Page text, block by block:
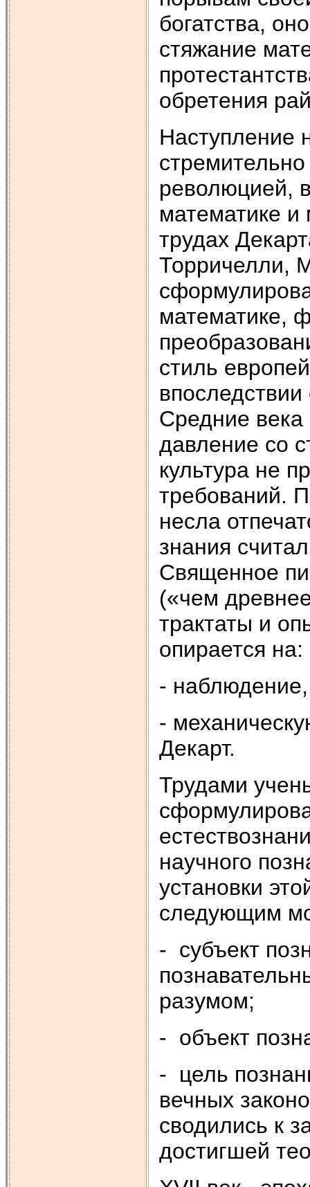
богатства,
стяжание
обретения
Наступление
революцией,
математике и
трудах
Торричелли,
математике,
стиль
Средние века
давление со
культура не
требований.
несла
знания
Священное
(«чем
трактаты и
опирается на:
-
-
Декарт.
Трудами
научного
установки
следующим
- субъект
разумом;
- объект
- цель
вечных
сводились к
достигшей